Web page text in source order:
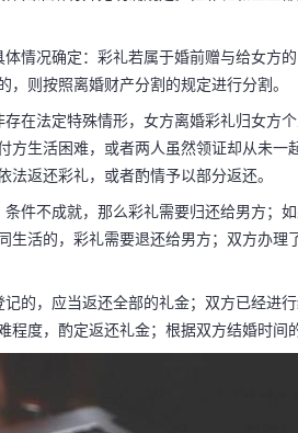
情况确定：彩礼若属于婚前赠与给女方
，则按照离婚财产分割的规定进行分割。
在法定特殊情形，女方离婚彩礼归女方
方生活困难，或者两人虽然领证却从未
返还彩礼，或者酌情予以部分返还。
件不成就，那么彩礼需要归还给男方；
生活的，彩礼需要退还给男方；双方办
的，应当返还全部的礼金；双方已经进
程度，酌定返还礼金；根据双方结婚时间
礼需要退回嘛
并同居生活的。这种
男女双方未办理结婚
应当指两年以上或者